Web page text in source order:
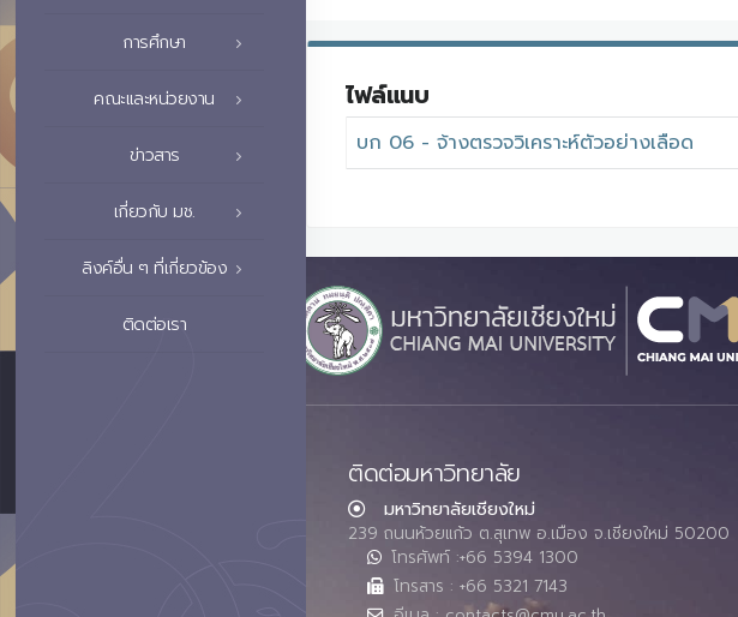
การศึกษา
คณะและหน่วยงาน
ข่าวสาร
เกี่ยวกับ มช.
ลิงค์อื่น ๆ ที่เกี่ยวข้อง
ติดต่อเรา
ไฟล์แนบ
บก 06 - จ้างตรวจวิเคราะห์ตัวอย่างเลือด
ติดต่อมหาวิทยาลัย
มหาวิทยาลัยเชียงใหม่
239 ถนนห้วยแก้ว ต.สุเทพ อ.เมือง จ.เชียงใหม่ 50200
โทรศัพท์ :+66 5394 1300
โทรสาร : +66 5321 7143